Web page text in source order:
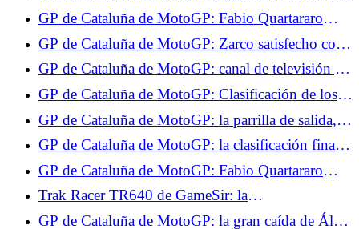
pruebas, Zarco y Quartararo pasan a la Q2, no
Jorge Martín
GP de Cataluña de MotoGP: Fabio Quartararo
sorprendido por su actuación en los Tests
GP de Cataluña de MotoGP: Zarco satisfecho con
sus Test, da las áreas de avance para el futuro
GP de Cataluña de MotoGP: canal de televisión y
horarios de la carrera al sprint, Quartararo y Zarco
esperan brillar
GP de Cataluña de MotoGP: Clasificación de los
Libres 2, Quartararo en el Top 5, cae ante Zarco
GP de Cataluña de MotoGP: la parrilla de salida,
Zarco y Quartararo pueden soñar
GP de Cataluña de MotoGP: la clasificación final
de la carrera al sprint, Zarco en el Top 5,
Quartararo sufrió
GP de Cataluña de MotoGP: Fabio Quartararo
espera una carrera difícil el domingo
Trak Racer TR640 de GameSir: la
retroalimentación de fuerza en la punta de los
GP de Cataluña de MotoGP: la gran caída de Álex